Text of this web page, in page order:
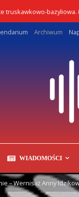
bazyliowa.
Archiwum
WIADOMOŚCI
– Wernisaż Anny